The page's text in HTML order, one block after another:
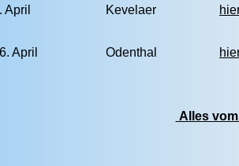
April Kevelaer
April Odenthal
Alles